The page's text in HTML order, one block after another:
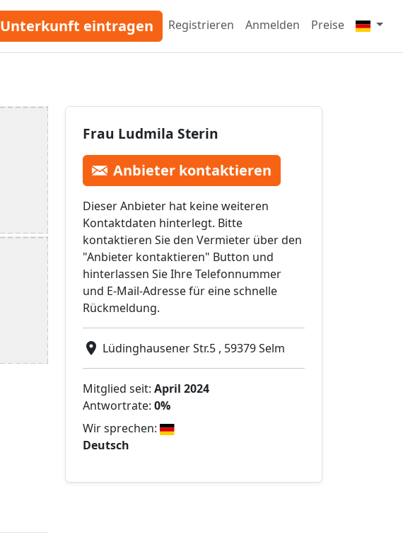
Unterkunft eintragen Registrieren Anmelden Preise
Frau Ludmila Sterin
Anbieter kontaktieren
Dieser Anbieter hat keine weiteren
Kontaktdaten hinterlegt. Bitte
kontaktieren Sie den Vermieter über den
"Anbieter kontaktieren" Button und
hinterlassen Sie Ihre Telefonnummer
und E-Mail-Adresse für eine schnelle
Rückmeldung.
Lüdinghausener Str.5 , 59379 Selm
Mitglied seit: April 2024
Antwortrate: 0%
Wir sprechen:
Deutsch